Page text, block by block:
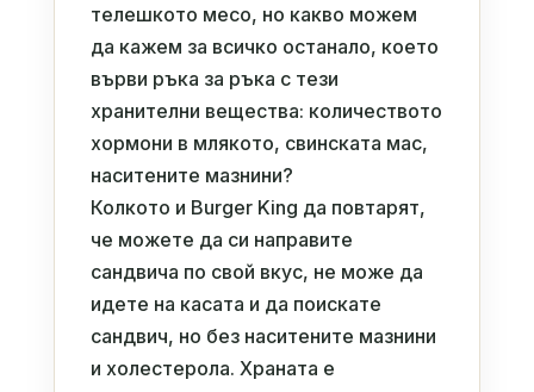
телешкото месо, но какво можем
да кажем за всичко останало, което
върви ръка за ръка с тези
хранителни вещества: количеството
хормони в млякото, свинската мас,
наситените мазнини?
Колкото и Burger King да повтарят,
че можете да си направите
сандвича по свой вкус, не може да
идете на касата и да поискате
сандвич, но без наситените мазнини
и холестерола. Храната е